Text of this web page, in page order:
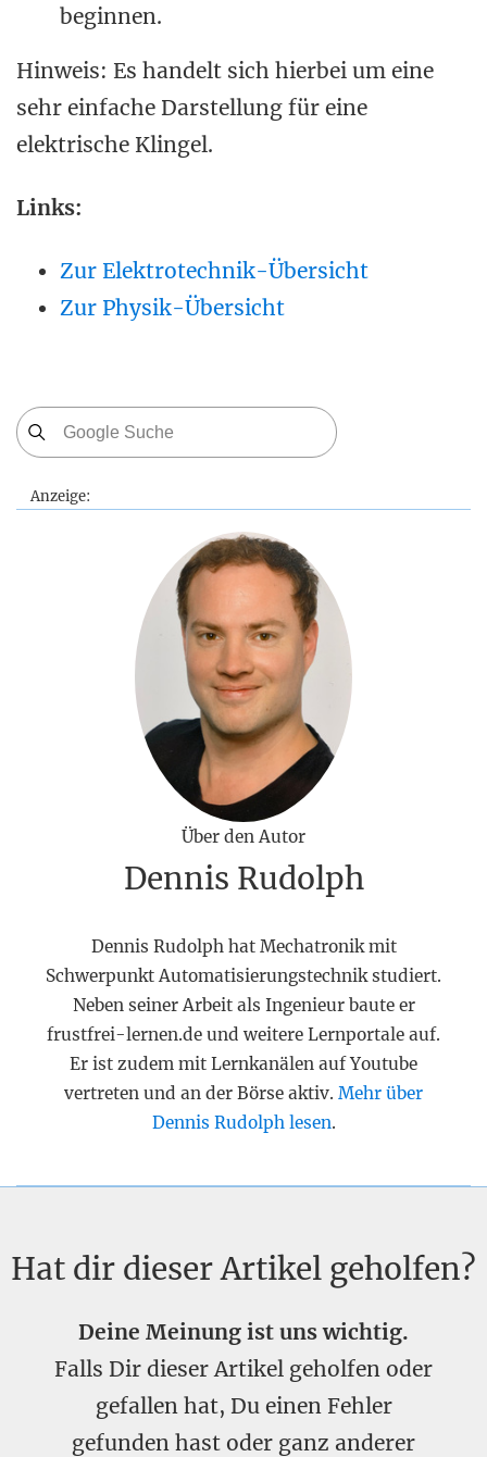
beginnen.
Hinweis: Es handelt sich hierbei um eine
sehr einfache Darstellung für eine
elektrische Klingel.
Links:
Zur Elektrotechnik-Übersicht
Zur Physik-Übersicht
Anzeige:
Über den Autor
Dennis Rudolph
Dennis Rudolph hat Mechatronik mit
Schwerpunkt Automatisierungstechnik studiert.
Neben seiner Arbeit als Ingenieur baute er
frustfrei-lernen.de und weitere Lernportale auf.
Er ist zudem mit Lernkanälen auf Youtube
vertreten und an der Börse aktiv. Mehr über
Dennis Rudolph lesen.
Hat dir dieser Artikel geholfen?
Deine Meinung ist uns wichtig.
Falls Dir dieser Artikel geholfen oder
gefallen hat, Du einen Fehler
gefunden hast oder ganz anderer